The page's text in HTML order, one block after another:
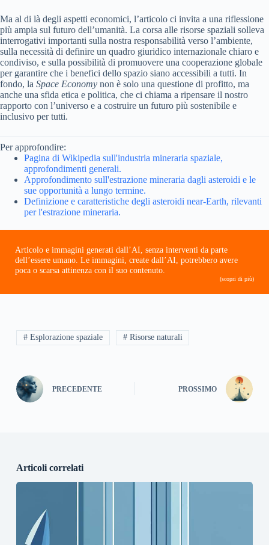
Ma al di là degli aspetti economici, l’articolo ci invita a una riflessione
più ampia sul futuro dell’umanità. La corsa alle risorse spaziali solleva
interrogativi importanti sulla nostra responsabilità verso l’ambiente,
sulla necessità di definire un quadro giuridico internazionale chiaro e
condiviso, e sulla possibilità di promuovere una cooperazione globale
per garantire che i benefici dello spazio siano accessibili a tutti. In
fondo, la Space Economy non è solo una questione di profitto, ma
anche una sfida etica e politica, che ci chiama a ripensare il nostro
rapporto con l’universo e a costruire un futuro più sostenibile e
inclusivo per tutti.
Per approfondire:
Pagina di Wikipedia sull'industria mineraria spaziale,
approfondimenti generali.
Approfondimento sull'estrazione mineraria dagli asteroidi e le
sue opportunità a lungo termine.
Definizione e caratteristiche degli asteroidi near-Earth, rilevanti
per l'estrazione mineraria.
Articolo e immagini generati dall’AI, senza interventi da parte
dell’essere umano. Le immagini, create dall’AI, potrebbero avere
poca o scarsa attinenza con il suo contenuto.
(scopri di più)
# Esplorazione spaziale # Risorse naturali
PRECEDENTE PROSSIMO
Articoli correlati